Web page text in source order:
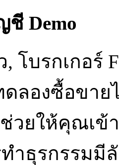
Demo
โบรกเกอร์
ลองซื้อขาย
วยให้คุณเข้
ำธุรกรรมมี